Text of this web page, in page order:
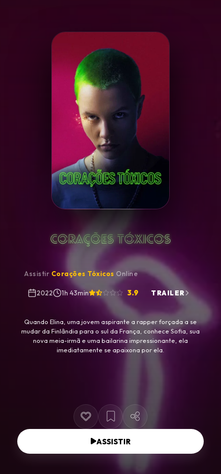
Minha Lista
Pesquisar
Assistir Corações Tóxicos Online
2022 1h 43min 3.9 TRAILER
Quando Elina, uma jovem aspirante a rapper forçada a se
mudar da Finlândia para o sul da França, conhece Sofia, sua
nova meia-irmã e uma bailarina impressionante, ela
imediatamente se apaixona por ela.
ASSISTIR